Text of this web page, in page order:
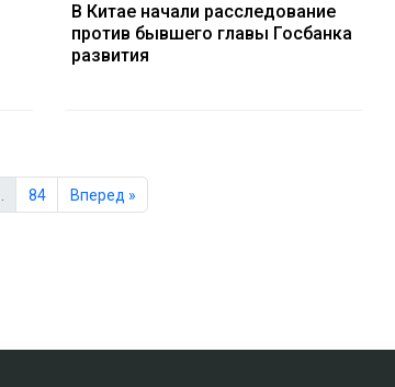
В Китае начали расследование
против бывшего главы Госбанка
развития
84 Вперед »